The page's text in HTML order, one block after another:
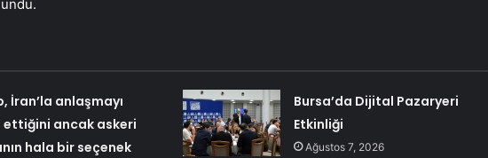
İran’la anlaşmayı
ettiğini ancak askeri
hala bir seçenek
Bursa’da Dijital Pazaryeri
Etkinliği
Ağustos 7, 2026